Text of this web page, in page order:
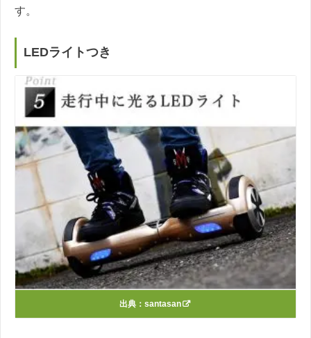
す。
LEDライトつき
出典： santasan